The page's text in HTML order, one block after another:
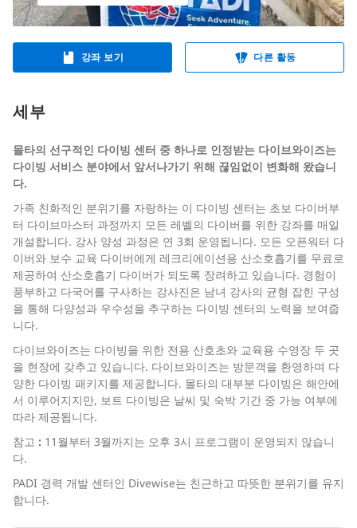
강좌 보기 다른 활동
세부
몰타의 선구적인 다이빙 센터 중 하나로 인정받는 다이브와이즈는
다이빙 서비스 분야에서 앞서나가기 위해 끊임없이 변화해 왔습니
다.
가족 친화적인 분위기를 자랑하는 이 다이빙 센터는 초보 다이버부
터 다이브마스터 과정까지 모든 레벨의 다이버를 위한 강좌를 매일
개설합니다. 강사 양성 과정은 연 3회 운영됩니다. 모든 오픈워터 다
이버와 보수 교육 다이버에게 레크리에이션용 산소호흡기를 무료로
제공하여 산소호흡기 다이버가 되도록 장려하고 있습니다. 경험이
풍부하고 다국어를 구사하는 강사진은 남녀 강사의 균형 잡힌 구성
을 통해 다양성과 우수성을 추구하는 다이빙 센터의 노력을 보여줍
니다.
다이브와이즈는 다이빙을 위한 전용 산호초와 교육용 수영장 두 곳
을 현장에 갖추고 있습니다. 다이브와이즈는 방문객을 환영하며 다
양한 다이빙 패키지를 제공합니다. 몰타의 대부분 다이빙은 해안에
서 이루어지지만, 보트 다이빙은 날씨 및 숙박 기간 중 가능 여부에
따라 제공됩니다.
참고 : 11월부터 3월까지는 오후 3시 프로그램이 운영되지 않습니
다.
PADI 경력 개발 센터인 Divewise는 친근하고 따뜻한 분위기를 유지
합니다.